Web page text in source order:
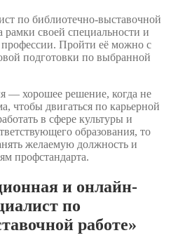
по библиотечно-выставочной
рамки своей специальности и
Пройти её можно с
подготовки по выбранной
— хорошее решение, когда не
чтобы двигаться по карьерной
в сфере культуры и
образования, то
желаемую должность и
профстандарта.
и онлайн-
по
работе»